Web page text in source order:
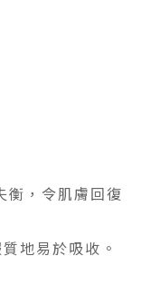
衡，令肌膚回復
地易於吸收。